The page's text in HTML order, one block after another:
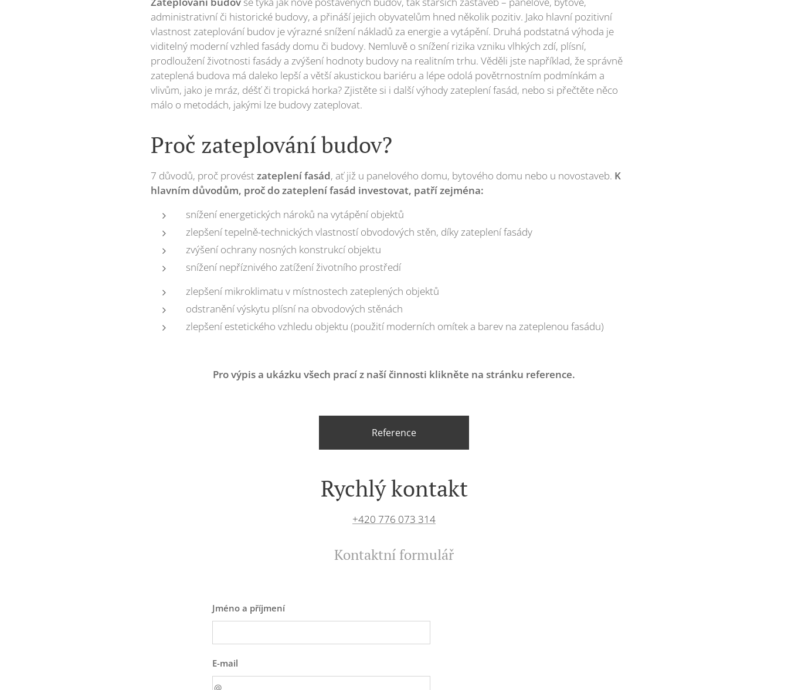
administrativní či historické budovy, a přináší jejich obyvatelům hned několik pozitiv. Jako hlavní pozitivní
vlastnost zateplování budov je výrazné snížení nákladů za energie a vytápění. Druhá podstatná výhoda je
viditelný moderní vzhled fasády domu či budovy. Nemluvě o snížení rizika vzniku vlhkých zdí, plísní,
prodloužení životnosti fasády a zvýšení hodnoty budovy na realitním trhu. Věděli jste například, že správně
zateplená budova má daleko lepší a větší akustickou bariéru a lépe odolá povětrnostním podmínkám a
vlivům, jako je mráz, déšť či tropická horka? Zjistěte si i další výhody zateplení fasád, nebo si přečtěte něco
málo o metodách, jakými lze budovy zateplovat.
Proč zateplování budov?
7 důvodů, proč provéstzateplení fasád, ať již u panelového domu, bytového domu nebo u novostaveb. K
hlavním důvodům, proč do zateplení fasád investovat, patří zejména:
snížení energetických nároků na vytápění objektů
zlepšení tepelně-technických vlastností obvodových stěn, díky zateplení fasády
zvýšení ochrany nosných konstrukcí objektu
snížení nepříznivého zatížení životního prostředí
zlepšení mikroklimatu v místnostech zateplených objektů
odstranění výskytu plísní na obvodových stěnách
zlepšení estetického vzhledu objektu (použití moderních omítek a barev na zateplenou fasádu)
Pro výpis a ukázku všech prací z naší činnosti klikněte na stránku reference.
Reference
Rychlý kontakt
+420 776 073 314
Kontaktní formulář
Jméno a příjmení
E-mail